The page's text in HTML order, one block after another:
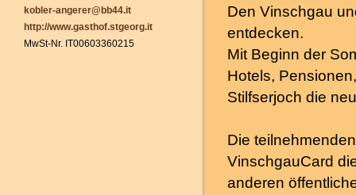
Den Vinschgau
entdecken.
Mit Beginn der
Hotels,
Stilfserjoch die
Die
VinschgauCard
anderen
kobler-angerer@bb44.it
http://www.gasthof.stgeorg.it
MwSt-Nr. IT00603360215